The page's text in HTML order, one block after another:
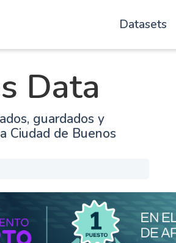
Datasets
Data
guardados y
Ciudad de Buenos